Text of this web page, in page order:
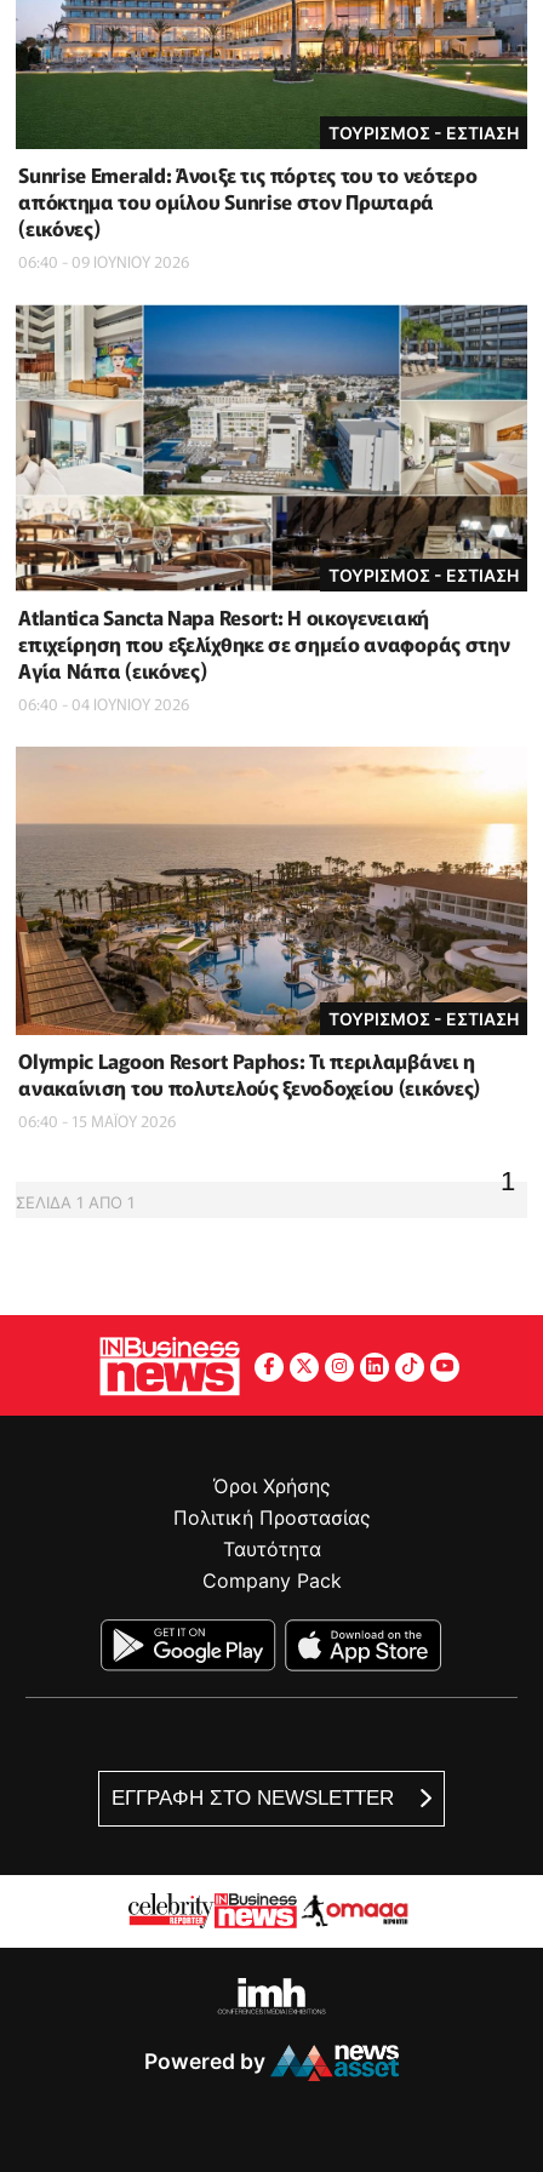
ΤΟΥΡΙΣΜΟΣ - ΕΣΤΙΑΣΗ
Sunrise Emerald: Άνοιξε τις πόρτες του το νεότερο
απόκτημα του ομίλου Sunrise στον Πρωταρά
(εικόνες)
06:40 - 09 ΙΟΥΝΙΟΥ 2026
ΤΟΥΡΙΣΜΟΣ - ΕΣΤΙΑΣΗ
Atlantica Sancta Napa Resort: Η οικογενειακή
επιχείρηση που εξελίχθηκε σε σημείο αναφοράς στην
Αγία Νάπα (εικόνες)
06:40 - 04 ΙΟΥΝΙΟΥ 2026
ΤΟΥΡΙΣΜΟΣ - ΕΣΤΙΑΣΗ
Olympic Lagoon Resort Paphos: Τι περιλαμβάνει η
ανακαίνιση του πολυτελούς ξενοδοχείου (εικόνες)
06:40 - 15 ΜΑΪ́ΟΥ 2026
ΣΕΛΙΔΑ 1 ΑΠΟ 1
1
ΕΓΓΡΑΦΗ ΣΤΟ NEWSLETTER
Όροι Χρήσης
Πολιτική Προστασίας
Ταυτότητα
Company Pack
Powered by